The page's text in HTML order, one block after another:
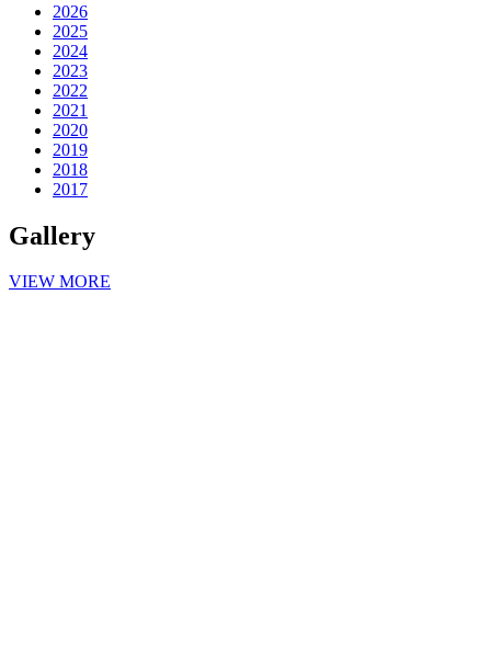
2026
2025
2024
2023
2022
2021
2020
2019
2018
2017
Gallery
VIEW MORE